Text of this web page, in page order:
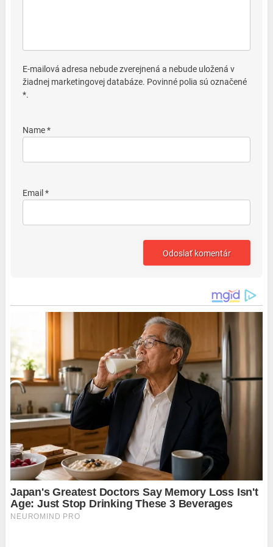
E-mailová adresa nebude zverejnená a nebude uložená v
žiadnej marketingovej databáze. Povinné polia sú označené
*.
Name *
Email *